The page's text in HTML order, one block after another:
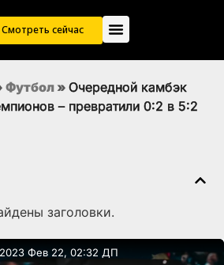
Смотреть сейчас
Футбол » Очередной камбэк
– превратили 0:2 в 5:2
заголовки.
2023 Фев 22, 02:32 ДП